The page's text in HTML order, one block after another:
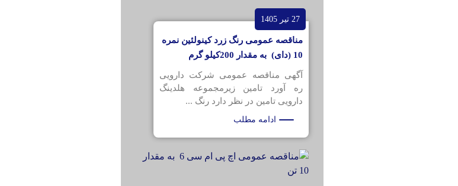
27 تیر 1405
مناقصه عمومی رنگ زرد کینولئین نمره
10 (دای) به مقدار 200کیلو گرم
آگهی مناقصه عمومی شرکت دارویی
ره آورد تامین زیرمجموعه هلدینگ
دارویی تامین در نظر دارد رنگ ...
ادامه مطلب